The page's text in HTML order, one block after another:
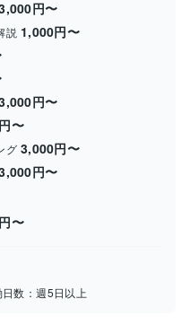
円〜
説 1,000円〜
円〜
〜
グ 3,000円〜
円〜
〜
数：週5日以上